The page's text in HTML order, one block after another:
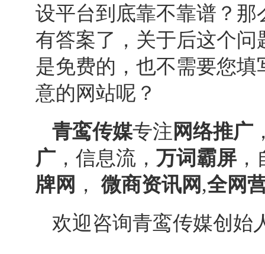
设平台到底靠不靠谱？
有答案了，关于后这个
是免费的，也不需要您
意的网站呢？
青鸾传媒专注 网络推广
广 ，信息流， 万词霸屏
牌网 ， 微商资讯网 ,全网
欢迎咨询青鸾传媒创始